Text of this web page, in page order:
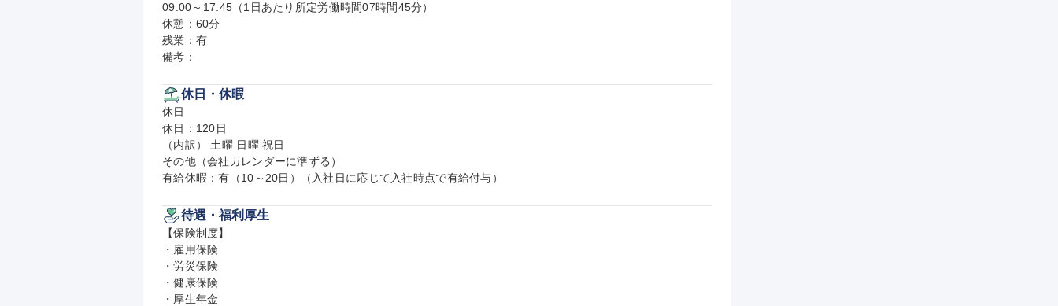
09:00～17:45（1日あたり所定労働時間07時間45分）
休憩：60分
残業：有
備考：
休日・休暇
休日
休日：120日
（内訳） 土曜 日曜 祝日
その他（会社カレンダーに準ずる）
有給休暇：有（10～20日）（入社日に応じて入社時点で有給付与）
待遇・福利厚生
【保険制度】
・雇用保険
・労災保険
・健康保険
・厚生年金